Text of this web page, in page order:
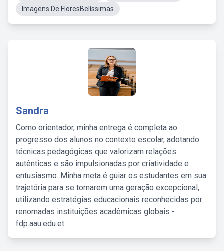
Imagens De FloresBelíssimas
Sandra
Como orientador, minha entrega é completa ao
progresso dos alunos no contexto escolar, adotando
técnicas pedagógicas que valorizam relações
autênticas e são impulsionadas por criatividade e
entusiasmo. Minha meta é guiar os estudantes em sua
trajetória para se tornarem uma geração excepcional,
utilizando estratégias educacionais reconhecidas por
renomadas instituições acadêmicas globais -
fdp.aau.edu.et.